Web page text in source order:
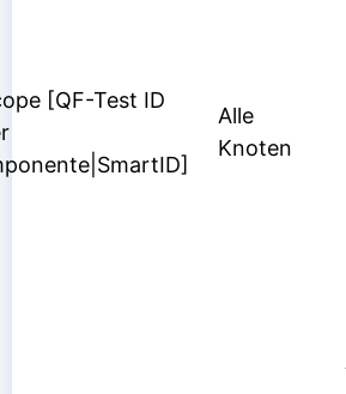
[QF-Test ID
Alle
Knoten